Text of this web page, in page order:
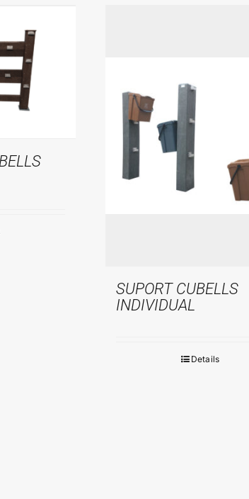
SUPORT CUBELLS
INDIVIDUAL
Details